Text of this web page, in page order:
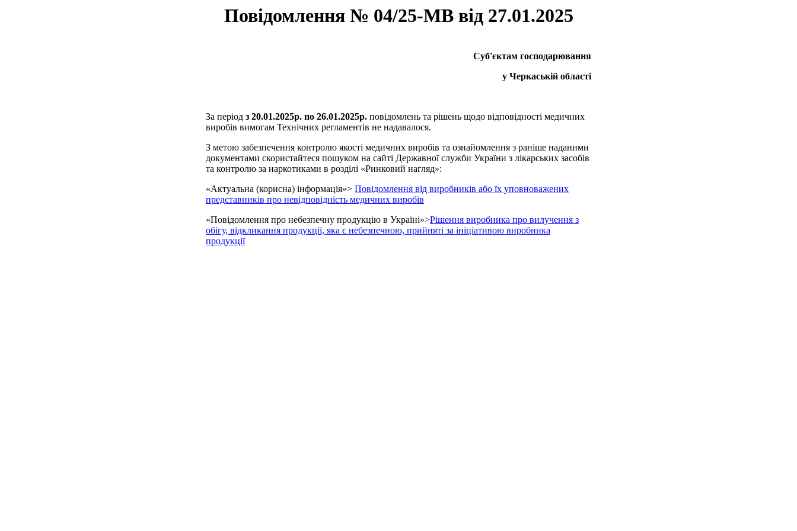
Повідомлення № 04/25-МВ від 27.01.2025
Суб'єктам господарювання
у Черкаській області
За період з 20.01.2025р. по 26.01.2025р. повідомлень та рішень щодо відповідності медичних
виробів вимогам Технічних регламентів не надавалося.
З метою забезпечення контролю якості медичних виробів та ознайомлення з раніше наданими
документами скористайтеся пошуком на сайті Державної служби України з лікарських засобів
та контролю за наркотиками в розділі «Ринковий нагляд»:
«Актуальна (корисна) інформація»> Повідомлення від виробників або їх уповноважених
представників про невідповідність медичних виробів
«Повідомлення про небезпечну продукцію в Україні»>Рішення виробника про вилучення з
обігу, відкликання продукції, яка є небезпечною, прийняті за ініціативою виробника
продукції